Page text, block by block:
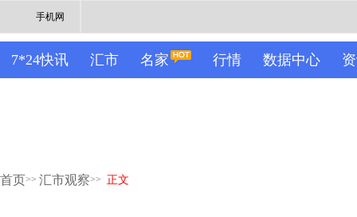
手机网
7*24快讯 汇市 名家 行情 数据中心
首页>> 汇市观察>> 正文